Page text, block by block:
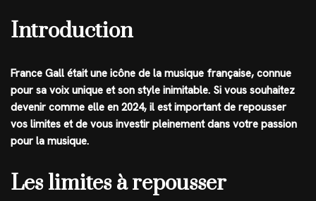
Introduction
France Gall était une icône de la musique française, connue
pour sa voix unique et son style inimitable. Si vous souhaitez
devenir comme elle en 2024, il est important de repousser
vos limites et de vous investir pleinement dans votre passion
pour la musique.
Les limites à repousser